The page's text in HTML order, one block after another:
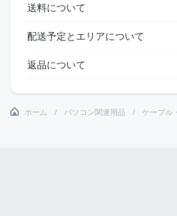
送料について
配送予定とエリアについて
返品について
ホーム パソコン関連用品 ケーブル